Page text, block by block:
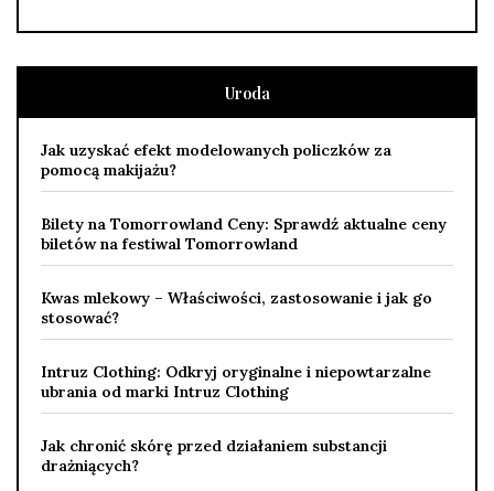
Uroda
Jak uzyskać efekt modelowanych policzków za
pomocą makijażu?
Bilety na Tomorrowland Ceny: Sprawdź aktualne ceny
biletów na festiwal Tomorrowland
Kwas mlekowy – Właściwości, zastosowanie i jak go
stosować?
Intruz Clothing: Odkryj oryginalne i niepowtarzalne
ubrania od marki Intruz Clothing
Jak chronić skórę przed działaniem substancji
drażniących?